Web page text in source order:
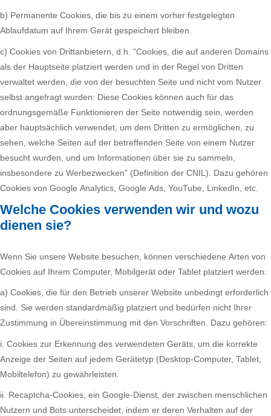
b) Permanente Cookies, die bis zu einem vorher festgelegten
Ablaufdatum auf Ihrem Gerät gespeichert bleiben.
c) Cookies von Drittanbietern, d.h. “Cookies, die auf anderen Domains
als der Hauptseite platziert werden und in der Regel von Dritten
verwaltet werden, die von der besuchten Seite und nicht vom Nutzer
selbst angefragt wurden: Diese Cookies können auch für das
ordnungsgemäße Funktionieren der Seite notwendig sein, werden
aber hauptsächlich verwendet, um dem Dritten zu ermöglichen, zu
sehen, welche Seiten auf der betreffenden Seite von einem Nutzer
besucht wurden, und um Informationen über sie zu sammeln,
insbesondere zu Werbezwecken” (Definition der CNIL). Dazu gehören
Cookies von Google Analytics, Google Ads, YouTube, LinkedIn, etc.
Welche Cookies verwenden wir und wozu
dienen sie?
Wenn Sie unsere Website besuchen, können verschiedene Arten von
Cookies auf Ihrem Computer, Mobilgerät oder Tablet platziert werden:
a) Cookies, die für den Betrieb unserer Website unbedingt erforderlich
sind. Sie werden standardmäßig platziert und bedürfen nicht Ihrer
Zustimmung in Übereinstimmung mit den Vorschriften. Dazu gehören:
i. Cookies zur Erkennung des verwendeten Geräts, um die korrekte
Anzeige der Seiten auf jedem Gerätetyp (Desktop-Computer, Tablet,
Mobiltelefon) zu gewährleisten.
ii. Recaptcha-Cookies, ein Google-Dienst, der zwischen menschlichen
Nutzern und Bots unterscheidet, indem er deren Verhalten auf der